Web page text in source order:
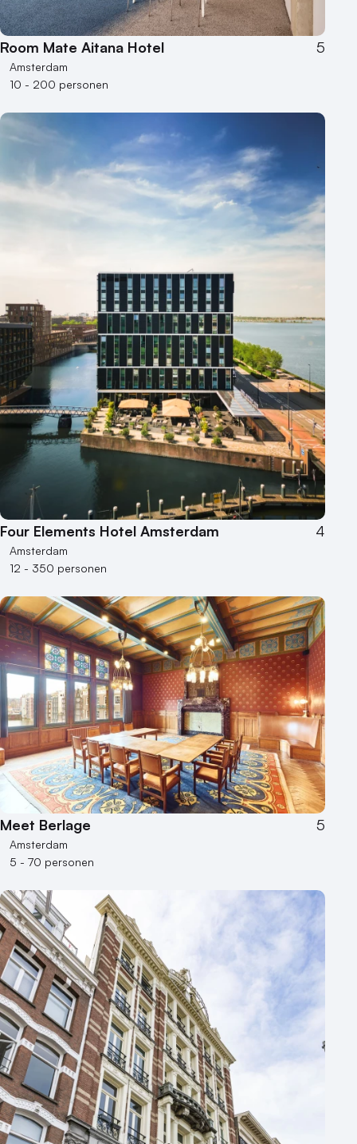
Buitenlocatie
Duurzame locatie
Groene locatie
Heisessie
Hotel
Hybride events
Industriële locatie
Kasteel en landgoed
Kleine / intieme locatie
Varende locatie
Room Mate Aitana Hotel 5
Amsterdam
10 - 200 personen
Four Elements Hotel Amsterdam 4
Amsterdam
12 - 350 personen
Meet Berlage 5
Amsterdam
5 - 70 personen